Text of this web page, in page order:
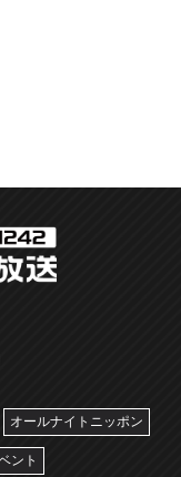
オールナイトニッポン
ント